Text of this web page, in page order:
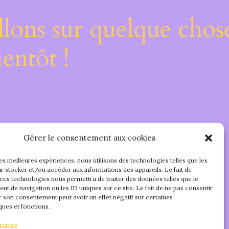
Gérer le consentement aux cookies
meilleures expériences, nous utilisons des technologies telles que les
stocker et/ou accéder aux informations des appareils. Le fait de
technologies nous permettra de traiter des données telles que le
de navigation ou les ID uniques sur ce site. Le fait de ne pas consentir
son consentement peut avoir un effet négatif sur certaines
et fonctions.
sur quelque
!